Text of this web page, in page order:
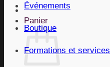
Panier
Événements
Boutique
Formations et services